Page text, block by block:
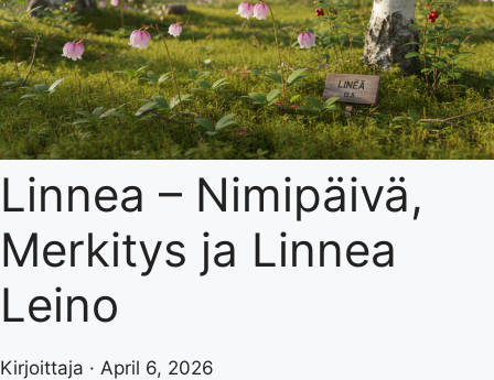
Linnea – Nimipäivä,
Merkitys ja Linnea
Leino
Kirjoittaja · April 6, 2026